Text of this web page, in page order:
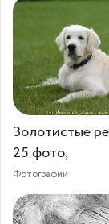
Золотистые
25 фото,
Фотографии